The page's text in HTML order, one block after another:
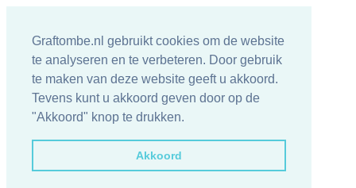
Graftombe.nl gebruikt cookies om de website
te analyseren en te verbeteren. Door gebruik
te maken van deze website geeft u akkoord.
Tevens kunt u akkoord geven door op de
"Akkoord" knop te drukken.
Akkoord